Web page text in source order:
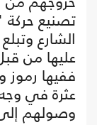
تصنيع
الشارع
عليها من
ففيها رموز
عثرة في وجه
وصولهم إلى